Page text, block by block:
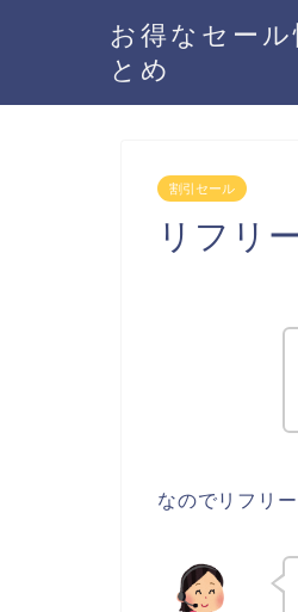
お得なセール
とめ
割引セール
リフリ
なのでリフリ